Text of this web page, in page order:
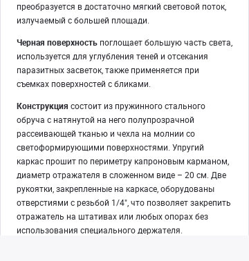
преобразуется в достаточно мягкий световой поток,
излучаемый с большей площади.
Черная поверхность поглощает большую часть света,
используется для углубления теней и отсекания
паразитных засветок, также применяется при
съемках поверхностей с бликами.
Конструкция состоит из пружинного стального
обруча с натянутой на него полупрозрачной
рассеивающей тканью и чехла на молнии со
светоформирующими поверхностями. Упругий
каркас прошит по периметру капроновым карманом,
диаметр отражателя в сложенном виде – 20 см. Две
рукоятки, закрепленные на каркасе, оборудованы
отверстиями с резьбой 1/4", что позволяет закрепить
отражатель на штативах или любых опорах без
использования специального держателя.